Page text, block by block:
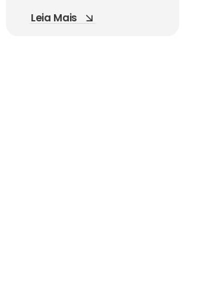
Leia Mais